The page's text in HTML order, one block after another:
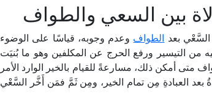
بين السعي والطواف
السَّعْي بعد الطواف وعدم وجوبه، قياسًا على الوضوء
من التيسير ورفع الحرج عن المكلفين وهو ما بُنيَت
متى أمكن ذلك، مسارعةً للقيام بالخير الوارد الأمر
والعبادةُ بعد العبادةِ مِن تمام الخير، ومِن ثَمَّ فمَن أَخَّر السَّعْي